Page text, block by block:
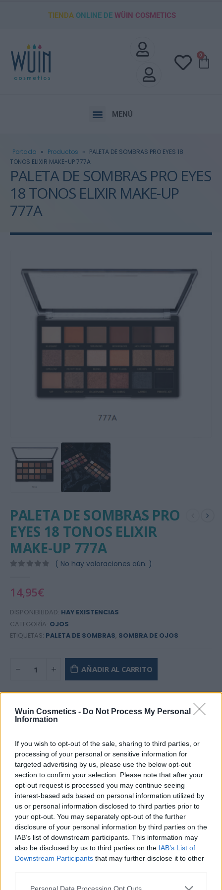
Wuin Cosmetics - Do Not Process My Personal
Information
If you wish to opt-out of the sale, sharing to third parties, or
processing of your personal or sensitive information for
targeted advertising by us, please use the below opt-out
section to confirm your selection. Please note that after your
opt-out request is processed you may continue seeing
interest-based ads based on personal information utilized by
us or personal information disclosed to third parties prior to
your opt-out. You may separately opt-out of the further
disclosure of your personal information by third parties on the
IAB’s list of downstream participants. This information may
also be disclosed by us to third parties on the IAB’s List of
Downstream Participants that may further disclose it to other
Please note that this website/app uses one or more Google
Personal Data Processing Opt Outs
TIENDAONLINE DE WÜIN COSMETICS
0
MENÚ
Portada » Productos » PALETA DE SOMBRAS PRO EYES 18
TONOS ELIXIR MAKE-UP 777A
PALETA DE SOMBRAS PRO EYES
18 TONOS ELIXIR MAKE-UP
777A
PALETA DE SOMBRAS PRO
EYES 18 TONOS ELIXIR
MAKE-UP 777A
( No hay valoraciones aún. )
14,95€
DISPONIBILIDAD: HAY EXISTENCIAS
CATEGORÍA: OJOS
ETIQUETAS: PALETA DE SOMBRAS, SOMBRA DE OJOS
AÑADIR AL CARRITO
Añadir a la lista de deseos
DESCRIPCIÓN
Paleta de 18 tonos en tonalidades cobrizas y anaranjadas
con una combinación de tonos mate e iridiscentes.
Con una
composición de alta pigmentación y resultado duradero,
Con esta paleta lograrás realizar combinaciones únicas
que
magnetizará cada mirada.